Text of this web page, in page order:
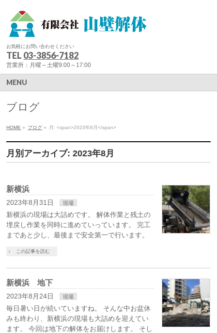
お気軽にお問い合わせください
TEL 03-3856-7182
営業所：月曜～土曜9:00～17:00
MENU
ブログ
HOME » ブログ » 月: <span>2023年8月</span>
月別アーカイブ: 2023年8月
新横浜
2023年8月31日 現場
新横浜の現場は大詰めです。 解体作業と残土の
埋戻し作業を同時に進めていっています。 完工
まであと少し、最後まで安全第一で行います。
この記事を読む
新横浜 地下
2023年8月24日 現場
毎日暑い日が続いていますね。 そんな中お盆休
みも終わり、新横浜の現場も大詰めを迎えてい
ます。 今回は地下の解体をお届けします。 そし